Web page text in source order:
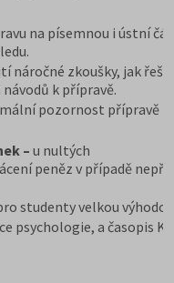
na písemnou i ústní
náročné zkoušky, jak řešit
k přípravě.
pozornost přípravě
– u nultých
peněz v případě
studenty velkou
psychologie, a časopis